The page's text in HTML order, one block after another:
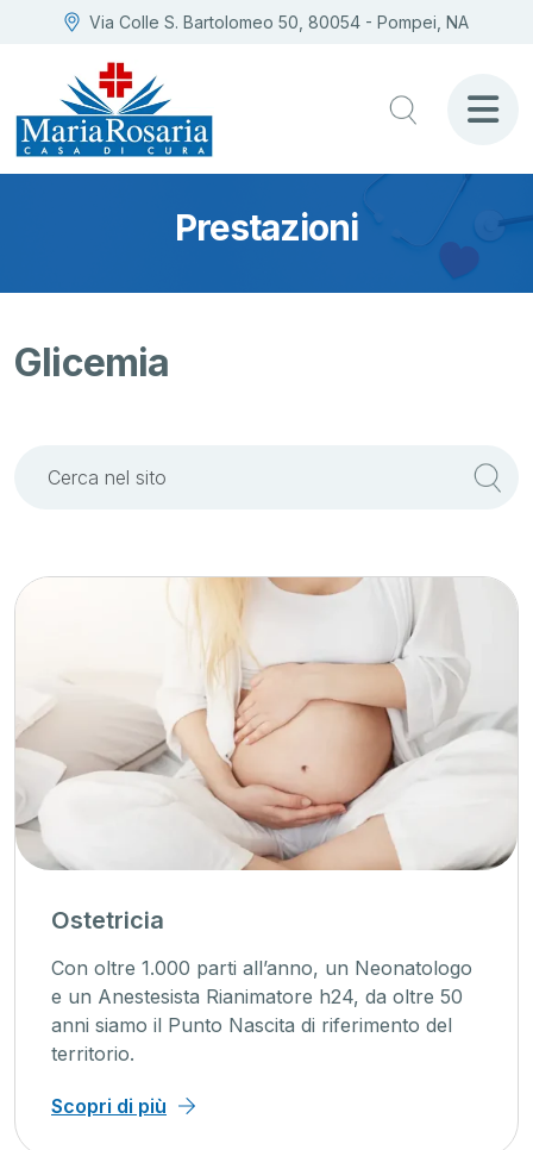
Via Colle S. Bartolomeo 50, 80054 - Pompei, NA
Prestazioni
Glicemia
oltre 1.000 parti all’anno, un Neonatologo
Anestesista Rianimatore h24, da oltre 50
siamo il Punto Nascita di riferimento del
di più